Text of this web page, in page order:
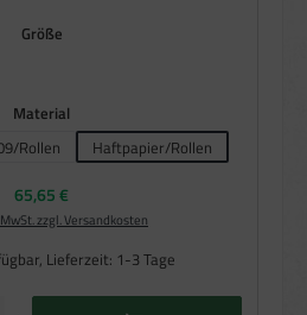
Größeauswählen
Material
Rollen
Haftpapier/Rollen
Regulärer Preis:
65,65 €
zzgl. Versandkosten
Lieferzeit: 1-3 Tage
Wert ein oder benutze die Schaltflächen um die Anzahl zu